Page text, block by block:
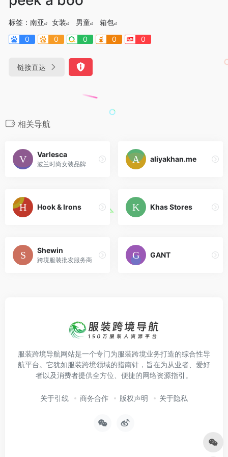
标签： 南亚 女装 男童
箱包
0
0 0 0 0
链接直达
相关导航
Varlesca
波兰时尚女装品牌
aliyakhan.me
Hook & Irons Khas Stores
Shewin
跨境服装批发服务商
GANT
服装跨境导航网站是一个专门为服装跨境业务打造的综合性导
航平台。它犹如服装跨境领域的指南针，旨在为从业者、爱好
者以及消费者提供全方位、便捷的网络资源指引。
关于引线 商务合作 版权声明 关于隐私